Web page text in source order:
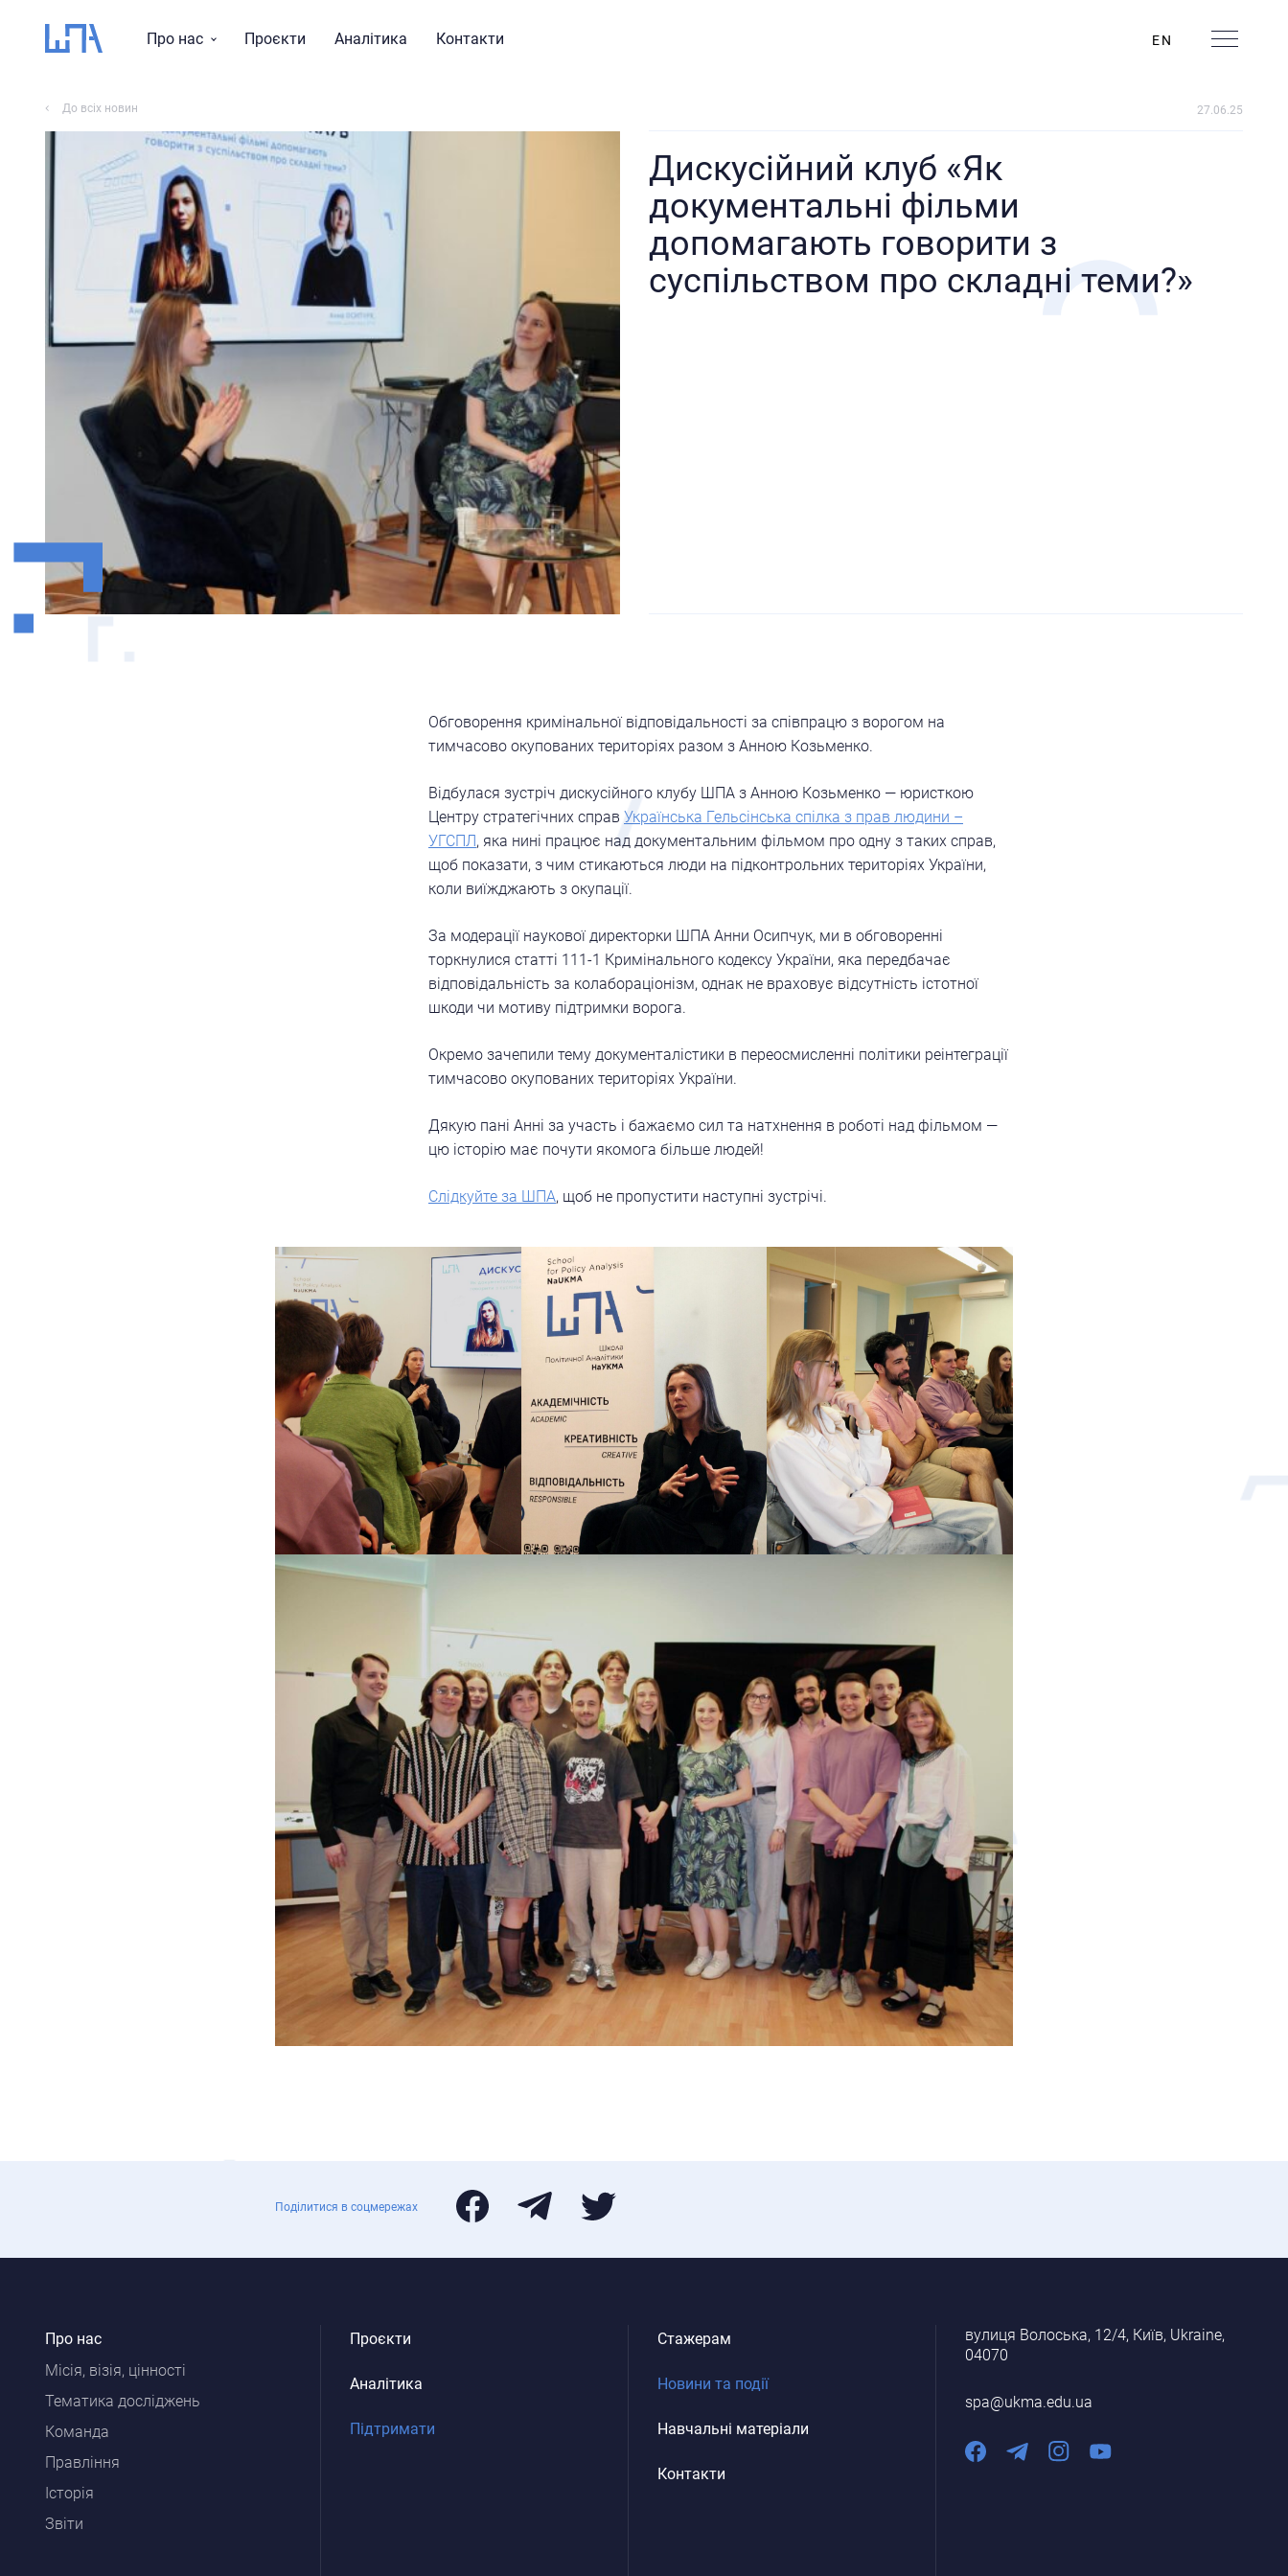
Про нас
Історія
Звіти
Команда
Правління
Проєкти Аналітика Контакти EN
До всіх новин 27.06.25
Дискусійний клуб «Як
документальні фільми
допомагають говорити з
суспільством про складні теми?»
Обговорення кримінальної відповідальності за співпрацю з ворогом на
тимчасово окупованих територіях разом з Анною Козьменко.
Відбулася зустріч дискусійного клубу ШПА з Анною Козьменко — юристкою
Центру стратегічних справ Українська Гельсінська спілка з прав людини –
УГСПЛ, яка нині працює над документальним фільмом про одну з таких справ,
щоб показати, з чим стикаються люди на підконтрольних територіях України,
коли виїжджають з окупації.
За модерації наукової директорки ШПА Анни Осипчук, ми в обговоренні
торкнулися статті 111-1 Кримінального кодексу України, яка передбачає
відповідальність за колабораціонізм, однак не враховує відсутність істотної
шкоди чи мотиву підтримки ворога.
Окремо зачепили тему документалістики в переосмисленні політики реінтеграції
тимчасово окупованих територіях України.
Дякую пані Анні за участь і бажаємо сил та натхнення в роботі над фільмом —
цю історію має почути якомога більше людей!
Слідкуйте за ШПА, щоб не пропустити наступні зустрічі.
Поділитися в соцмережах
Про нас
Місія, візія, цінності
Тематика досліджень
Команда
Правління
Історія
Звіти
Проєкти
Аналітика
Підтримати
Стажерам
Новини та події
Навчальні матеріали
Контакти
вулиця Волоська, 12/4, Київ, Ukraine,
04070
spa@ukma.edu.ua